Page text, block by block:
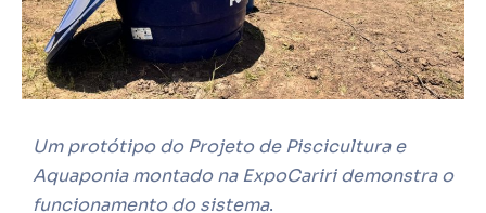
Um protótipo do Projeto de Piscicultura e
Aquaponia montado na ExpoCariri demonstra o
funcionamento do sistema.